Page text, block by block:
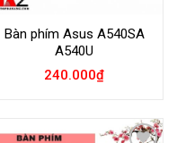
Bàn phím Asus A540SA
A540U
240.000₫